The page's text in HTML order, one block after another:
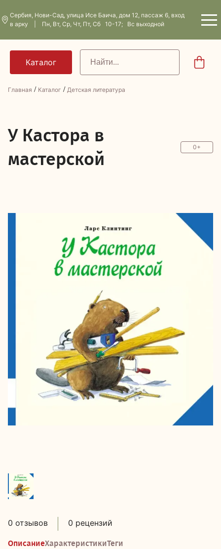
Сербия, Нови-Сад, улица Исе Баича, дом 12, пассаж 6, вход
в арку | Пн, Вт, Ср, Чт, Пт, Сб 10-17; Вс выходной
Главная / Каталог / Детская литература
УКастора в
мастерской
0+
0 отзывов 0 рецензий
ОписаниеХарактеристикиТеги